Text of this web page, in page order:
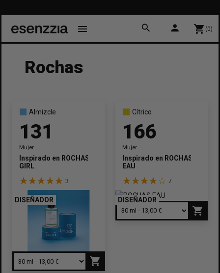
menu search person shopping_cart (0)
Rochas
Almizcle
131
Mujer
Inspirado en ROCHAS
GIRL
3
DISEÑADOR
shopping_cart
Cítrico
166
Mujer
Inspirado en ROCHAS
EAU
7
DISEÑADOR
shopping_cart